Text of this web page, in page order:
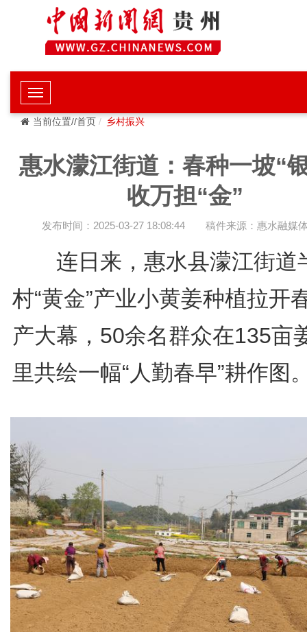
当前位置//首页 乡村振兴
惠水濛江街道：春种一坡“
收万担“金”
发布时间：2025-03-27 18:08:44 稿件来源：惠水融媒
连日来，惠水县濛江街道
村“黄金”产业小黄姜种植拉开
产大幕，50余名群众在135亩
里共绘一幅“人勤春早”耕作图